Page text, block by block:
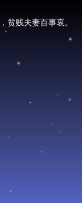
贫贱夫妻百事哀。